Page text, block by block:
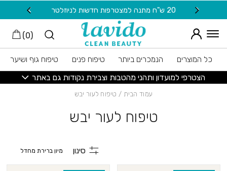
Skip to Content
20 ש"ח מתנה למצטרפות חדשות לניוזלטר
(
0
)
כל המוצרים הנמכרים ביותר טיפוח פנים
טיפוח גוף ושיער
הצטרפי למועדון ותהני מהטבות וצבירת נקודות גם באתר
עמוד הבית / טיפוח לעור יבש
טיפוח לעור יבש
סינון
בחזרה למעלה